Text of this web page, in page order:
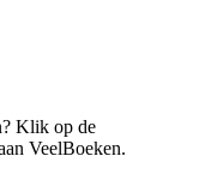
Klik op de
VeelBoeken.